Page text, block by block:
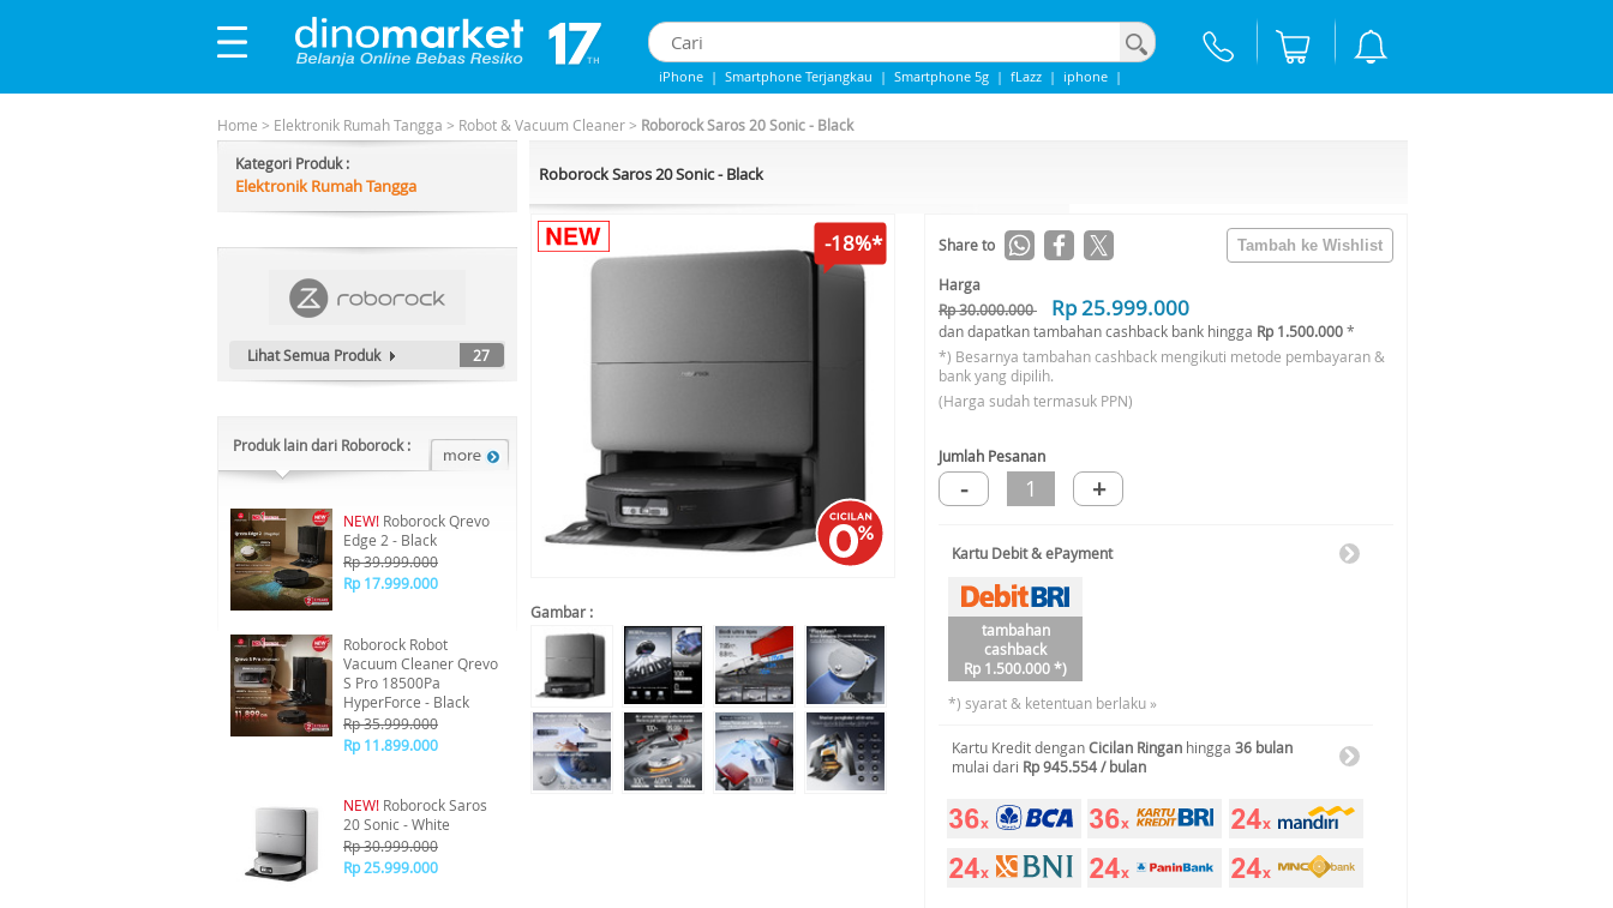
iPhone | Smartphone Terjangkau | Smartphone 5g | fLazz | iphone |
Home > Elektronik Rumah Tangga > Robot & Vacuum Cleaner> Roborock Saros 20 Sonic - Black
Kategori Produk :
Elektronik Rumah Tangga
Lihat Semua Produk 27
Produk lain dari Roborock :
NEW! Roborock Qrevo
Edge 2 - Black
Rp 39.999.000
Rp 17.999.000
Roborock Robot
Vacuum Cleaner Qrevo
S Pro 18500Pa
HyperForce - Black
Rp 35.999.000
Rp 11.899.000
NEW! Roborock Saros
20 Sonic - White
Rp 30.999.000
Rp 25.999.000
Roborock Saros 20 Sonic - Black
-18%*
Gambar :
Share to
Harga
Rp 30.000.000
Rp 25.999.000
dan dapatkan tambahan cashback bank hingga Rp 1.500.000*
*) Besarnya tambahan cashback mengikuti metode pembayaran &
bank yang dipilih.
(Harga sudah termasuk PPN)
Jumlah Pesanan
- 1 +
Kartu Debit & ePayment
tambahan
cashback
Rp 1.500.000 *)
*) syarat & ketentuan berlaku »
Kartu Kredit denganCicilan Ringan hingga 36 bulan
mulai dari Rp 945.554 / bulan